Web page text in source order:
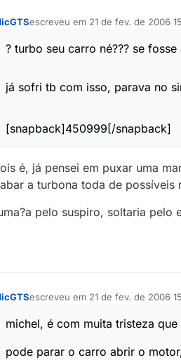
escreveu em 21 de fev. de 2006
última edição por
? turbo seu carro né??? se
já sofri tb com isso, parava no
[snapback]450999[/snapback]
é, já pensei em puxar uma
a turbona toda de
pelo suspiro, soltaria pelo
escreveu em 21 de fev. de 2006
última edição por
michel, é com muita tristeza
pode parar o carro abrir o